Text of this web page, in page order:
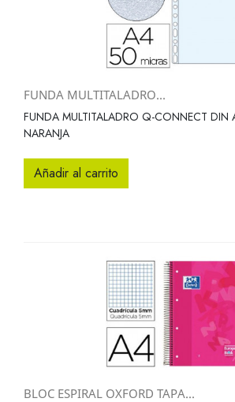
FUNDA MULTITALADRO...
FUNDA MULTITALADRO Q-CONNECT DIN
NARANJA
Añadir al carrito
BLOC ESPIRAL OXFORD TAPA...